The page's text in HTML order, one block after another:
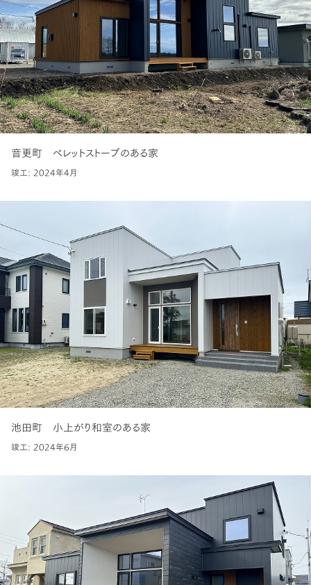
音更町 ペレットストーブのある家
竣工: 2024年4月
池田町 小上がり和室のある家
竣工: 2024年6月